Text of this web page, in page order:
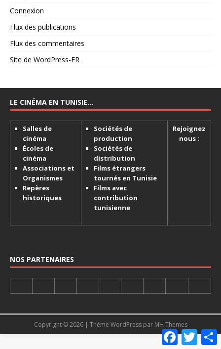
Connexion
Flux des publications
Flux des commentaires
Site de WordPress-FR
LE CINÉMA EN TUNISIE…
Salles de
cinéma
Écoles de
cinéma
Associations et
Organismes
Repères
historiques
Sociétés de
production
Sociétés de
distribution
Films étrangers
tournés en Tunisie
Films avec
contribution
tunisienne
Rejoignez
nous :
NOS PARTENAIRES
Copyright © 2026 | Thème WordPress par MH Themes
F
T
P